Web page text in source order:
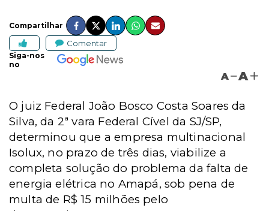
Compartilhar
Comentar
Siga-nos
no
A A
O juiz Federal João Bosco Costa Soares da
Silva, da 2ª vara Federal Cível da SJ/SP,
determinou que a empresa multinacional
Isolux, no prazo de três dias, viabilize a
completa solução do problema da falta de
energia elétrica no Amapá, sob pena de
multa de R$ 15 milhões pelo